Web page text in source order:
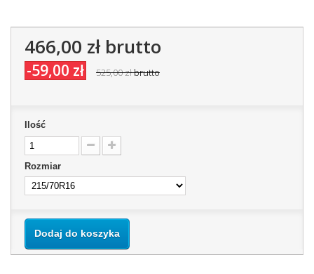
466,00 złbrutto
-59,00 zł 525,00 złbrutto
Ilość
Rozmiar
Dodaj do koszyka